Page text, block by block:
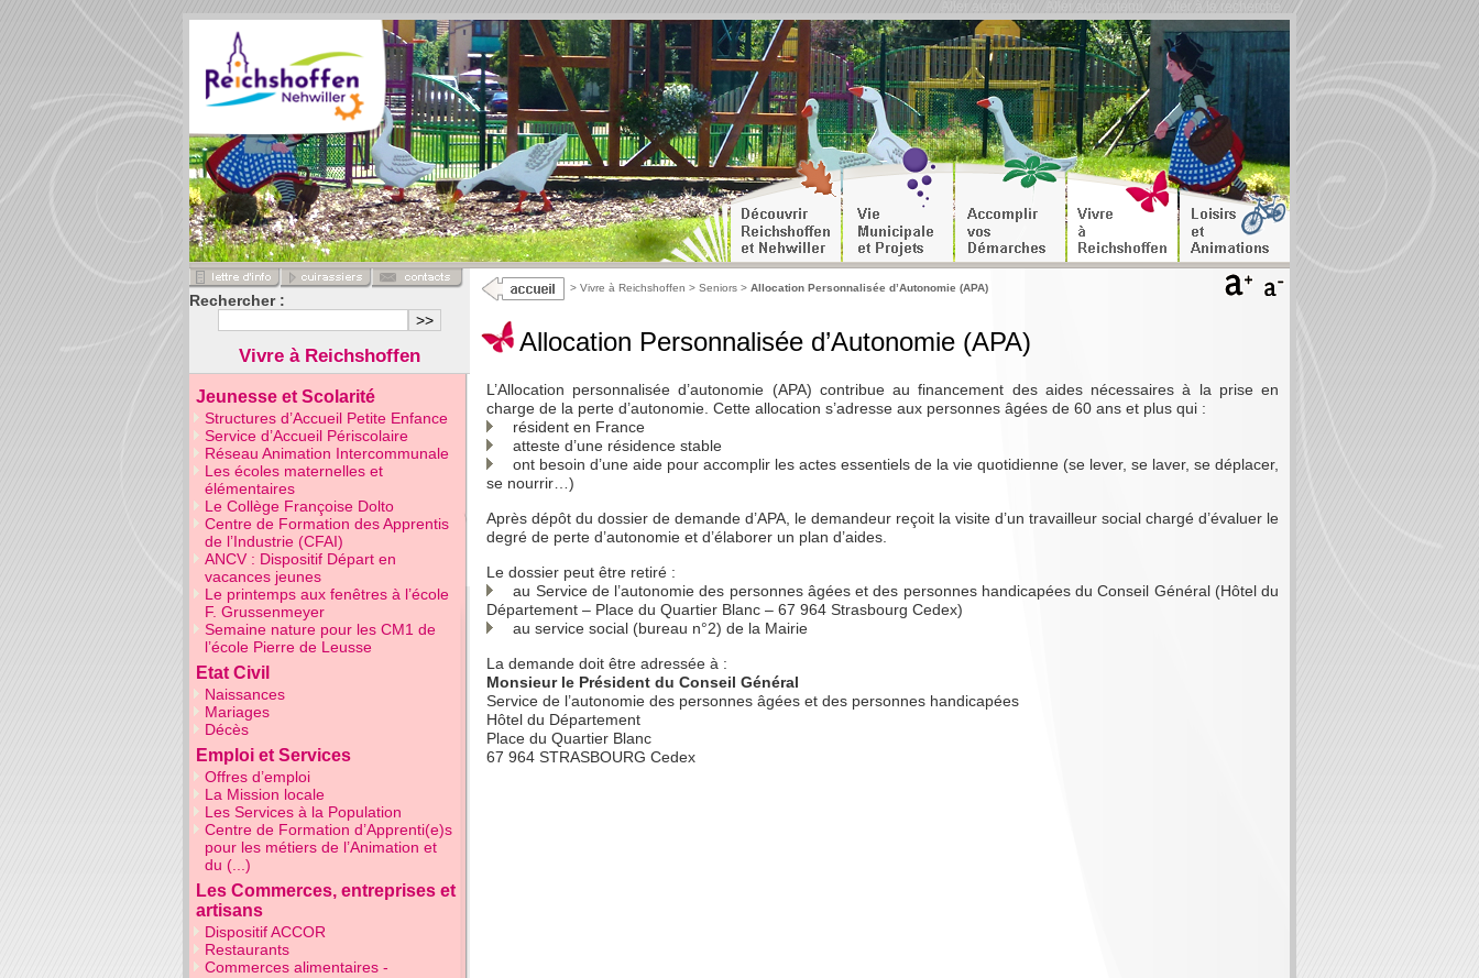
Aller au menu Aller au contenu Aller à la recherche
> Vivre à Reichshoffen > Seniors > Allocation Personnalisée d’Autonomie (APA)
Allocation Personnalisée d’Autonomie (APA)
L’Allocation personnalisée d’autonomie (APA) contribue au financement des aides nécessaires à la prise en
charge de la perte d’autonomie. Cette allocation s’adresse aux personnes âgées de 60 ans et plus qui :
résident en France
atteste d’une résidence stable
ont besoin d’une aide pour accomplir les actes essentiels de la vie quotidienne (se lever, se laver, se déplacer,
se nourrir…)
Après dépôt du dossier de demande d’APA, le demandeur reçoit la visite d’un travailleur social chargé d’évaluer le
degré de perte d’autonomie et d’élaborer un plan d’aides.
Le dossier peut être retiré :
au Service de l’autonomie des personnes âgées et des personnes handicapées du Conseil Général (Hôtel du
Département – Place du Quartier Blanc – 67 964 Strasbourg Cedex)
au service social (bureau n°2) de la Mairie
La demande doit être adressée à :
Monsieur le Président du Conseil Général
Service de l’autonomie des personnes âgées et des personnes handicapées
Hôtel du Département
Place du Quartier Blanc
67 964 STRASBOURG Cedex
Rechercher :
Vivre à Reichshoffen
Jeunesse et Scolarité
Structures d’Accueil Petite Enfance
Service d’Accueil Périscolaire
Réseau Animation Intercommunale
Les écoles maternelles et
élémentaires
Le Collège Françoise Dolto
Centre de Formation des Apprentis
de l’Industrie (CFAI)
ANCV : Dispositif Départ en
vacances jeunes
Le printemps aux fenêtres à l’école
F. Grussenmeyer
Semaine nature pour les CM1 de
l’école Pierre de Leusse
Etat Civil
Naissances
Mariages
Décès
Emploi et Services
Offres d’emploi
La Mission locale
Les Services à la Population
Centre de Formation d’Apprenti(e)s
pour les métiers de l’Animation et
du (...)
Les Commerces, entreprises et
artisans
Dispositif ACCOR
Restaurants
Commerces alimentaires -